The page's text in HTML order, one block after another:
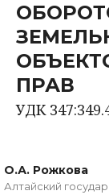
ПРАВ
УДК
О.А. Рожкова
Алтайский